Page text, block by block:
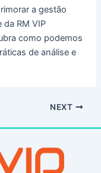
a gestão
RM VIP
como podemos
de análise e
NEXT